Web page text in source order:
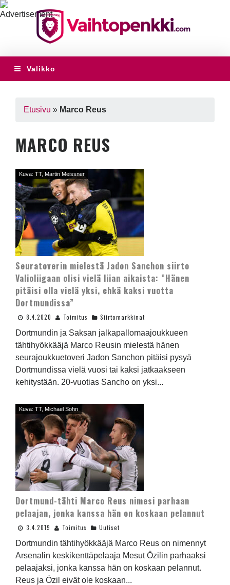
Valikko
Etusivu » Marco Reus
MARCO REUS
Kuva: TT, Martin Meissner
Seuratoverin mielestä Jadon Sanchon siirto
Valioliigaan olisi vielä liian aikaista: ”Hänen
pitäisi olla vielä yksi, ehkä kaksi vuotta
Dortmundissa”
8.4.2020 Toimitus Siirtomarkkinat
Dortmundin ja Saksan jalkapallomaajoukkueen
tähtihyökkääjä Marco Reusin mielestä hänen
seurajoukkuetoveri Jadon Sanchon pitäisi pysyä
Dortmundissa vielä vuosi tai kaksi jatkaakseen
kehitystään. 20-vuotias Sancho on yksi...
Kuva: TT, Michael Sohn
Dortmund-tähti Marco Reus nimesi parhaan
pelaajan, jonka kanssa hän on koskaan pelannut
3.4.2019 Toimitus Uutiset
Dortmundin tähtihyökkääjä Marco Reus on nimennyt
Arsenalin keskikenttäpelaaja Mesut Özilin parhaaksi
pelaajaksi, jonka kanssa hän on koskaan pelannut.
Reus ja Özil eivät ole koskaan...